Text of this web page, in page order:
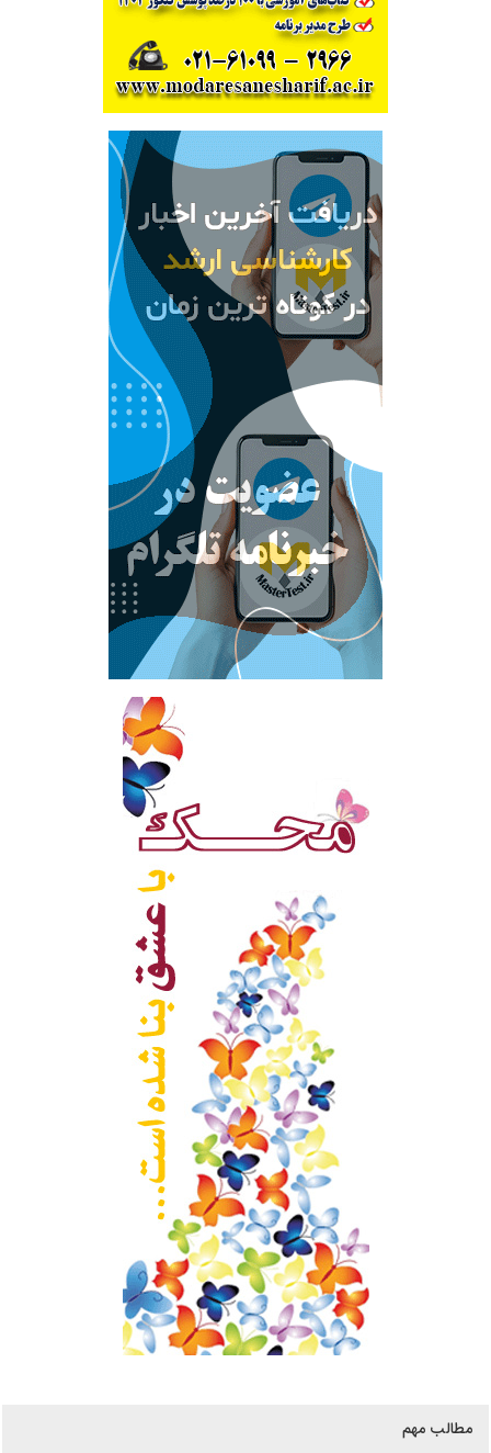
مطالب مهم